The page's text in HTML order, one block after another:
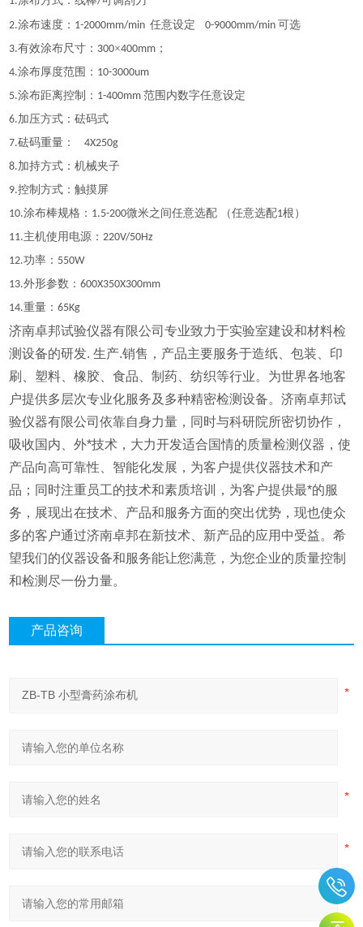
2.涂布速度： 1-2000mm/min任意设定 0-9000mm/min 可选
3.有效涂布尺寸： 300×400mm ；
4.涂布厚度范围： 10-3000um
5.涂布距离控制： 1-400mm范围内数字任意设定
6.加压方式：砝码式
7.砝码重量：4X250g
8.加持方式：机械夹子
9.控制方式：触摸屏
10.涂布棒规格： 1.5-200微米之间任意选配 （任意选配1根）
11.主机使用电源：220V/50Hz
12.功率： 550W
13.外形参数：600X350X300mm
14.重量：65Kg
济南卓邦试验仪器有限公司专业致力于实验室建设和材料检
测设备的研发. 生产.销售，产品主要服务于造纸、包装、印
刷、塑料、橡胶、食品、制药、纺织等行业。为世界各地客
户提供多层次专业化服务及多种精密检测设备。济南卓邦试
验仪器有限公司依靠自身力量，同时与科研院所密切协作，
吸收国内、外*技术，大力开发适合国情的质量检测仪器，使
产品向高可靠性、智能化发展，为客户提供仪器技术和产
品；同时注重员工的技术和素质培训，为客户提供最*的服
务，展现出在技术、产品和服务方面的突出优势，现也使众
多的客户通过济南卓邦在新技术、新产品的应用中受益。希
望我们的仪器设备和服务能让您满意，为您企业的质量控制
和检测尽一份力量。
产品咨询